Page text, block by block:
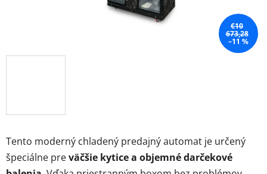
Tento moderný chladený predajný automat je určený
špeciálne preväčšie kytice a objemné darčekové
€10
673,28
–11 %